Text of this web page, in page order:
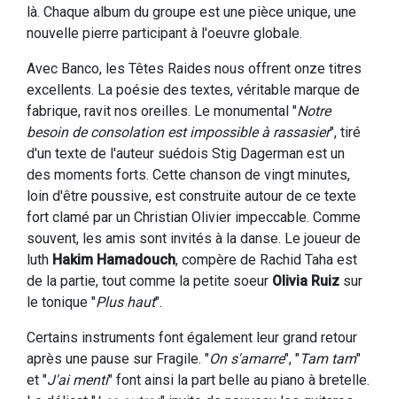
là. Chaque album du groupe est une pièce unique, une
nouvelle pierre participant à l'oeuvre globale.
Avec Banco, les Têtes Raides nous offrent onze titres
excellents. La poésie des textes, véritable marque de
fabrique, ravit nos oreilles. Le monumental "Notre
besoin de consolation est impossible à rassasier", tiré
d'un texte de l'auteur suédois Stig Dagerman est un
des moments forts. Cette chanson de vingt minutes,
loin d'être poussive, est construite autour de ce texte
fort clamé par un Christian Olivier impeccable. Comme
souvent, les amis sont invités à la danse. Le joueur de
luth Hakim Hamadouch, compère de Rachid Taha est
de la partie, tout comme la petite soeur Olivia Ruiz sur
le tonique "Plus haut".
Certains instruments font également leur grand retour
après une pause sur Fragile. "On s'amarre", "Tam tam"
et "J'ai menti" font ainsi la part belle au piano à bretelle.